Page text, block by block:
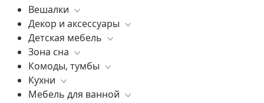
Вешалки
Все
Декор и аксессуары
Все
Вазы
Элитные зеркала
Ковры
Статуэтки
Детская мебель
Все
Комоды, тумбы
Зеркала
Освещение
Зона сна
Все
Постельное белье
Матрасы
Комоды, тумбы
Все
Бары
Кухни
Все
Мебель для ванной